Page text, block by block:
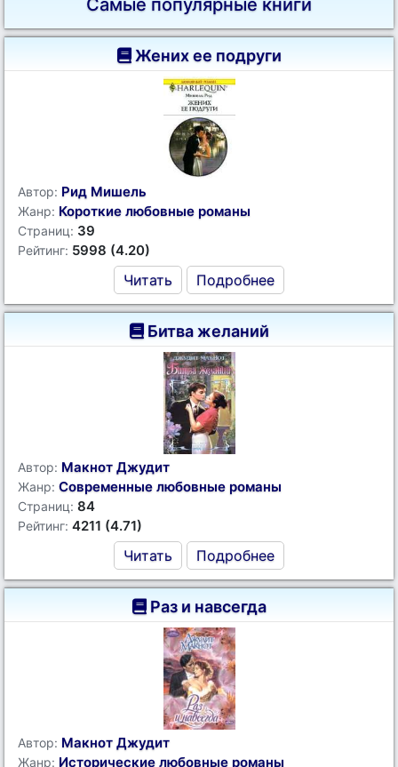
Самые популярные книги
Жених ее подруги
Автор: Рид Мишель
Жанр: Короткие любовные романы
Страниц: 39
Рейтинг: 5998 (4.20)
Читать Подробнее
Битва желаний
Автор: Макнот Джудит
Жанр: Современные любовные романы
Страниц: 84
Рейтинг: 4211 (4.71)
Читать Подробнее
Раз и навсегда
Автор: Макнот Джудит
Жанр: Исторические любовные романы